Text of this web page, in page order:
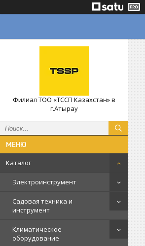
Филиал ТОО «ТССП Казахстан» в
г.Атырау
Каталог
Электроинструмент
Садовая техника и
инструмент
Климатическое
оборудование